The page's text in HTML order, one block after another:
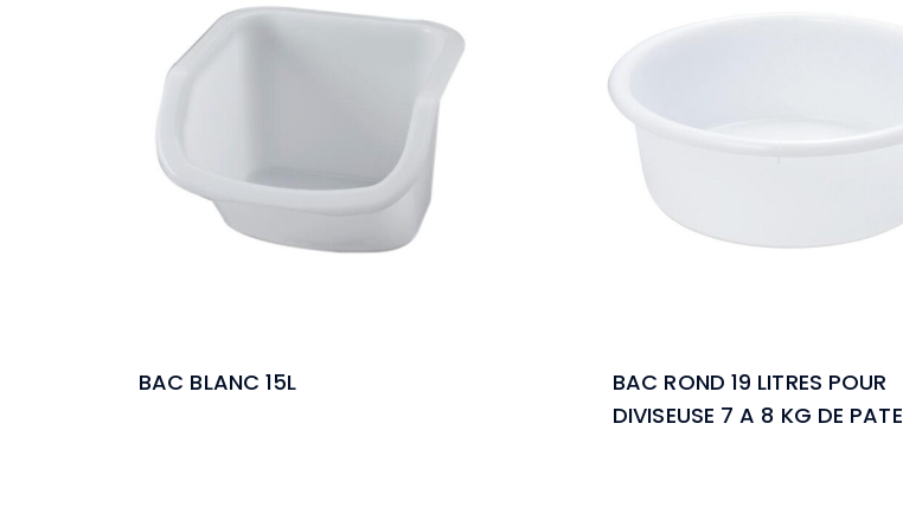
BAC BLANC 15L
BAC ROND 19 LITRES POUR
DIVISEUSE 7 A 8 KG DE PATE